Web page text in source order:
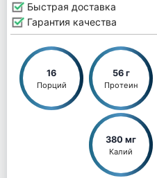
Быстрая доставка
Гарантия качества
16
Порций
56 г
Протеин
380 мг
Калий